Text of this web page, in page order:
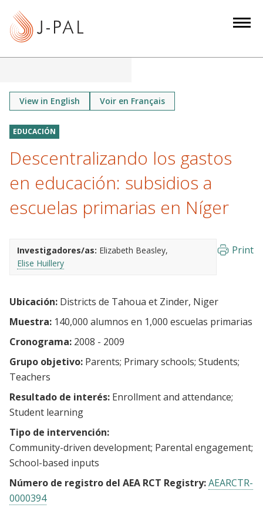
View in English Voir en Français
EDUCACIÓN
Descentralizando los gastos
en educación: subsidios a
escuelas primarias en Níger
Investigadores/as: Elizabeth Beasley
Elise Huillery
Print
Ubicación: Districts de Tahoua et Zinder, Niger
Muestra: 140,000 alumnos en 1,000 escuelas primarias
Cronograma: 2008 - 2009
Grupo objetivo: Parents Primary schools Students
Teachers
Resultado de interés: Enrollment and attendance
Student learning
Tipo de intervención:
Community-driven development Parental engagement
School-based inputs
Número de registro del AEA RCT Registry:AEARCTR-
0000394